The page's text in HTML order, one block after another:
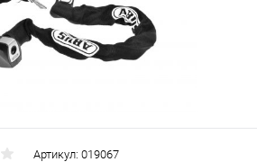
Артикул: 019067